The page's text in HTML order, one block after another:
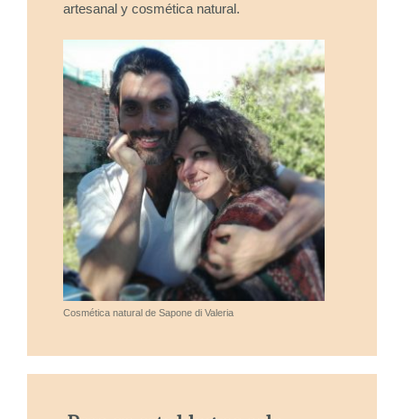
artesanal y cosmética natural.
Cosmética natural de Sapone di Valeria